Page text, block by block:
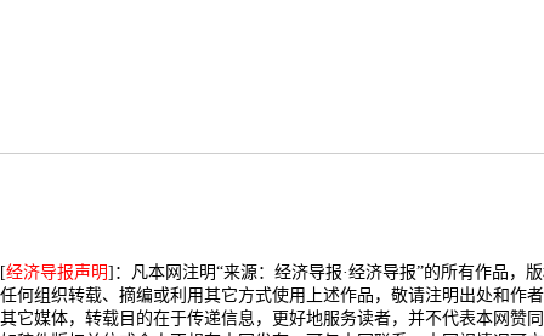
[经济导报声明]：凡本网注明“来源：经济导报·经济导报”的所有作品，
任何组织转载、摘编或利用其它方式使用上述作品，敬请注明出处和作
其它媒体，转载目的在于传递信息，更好地服务读者，并不代表本网赞